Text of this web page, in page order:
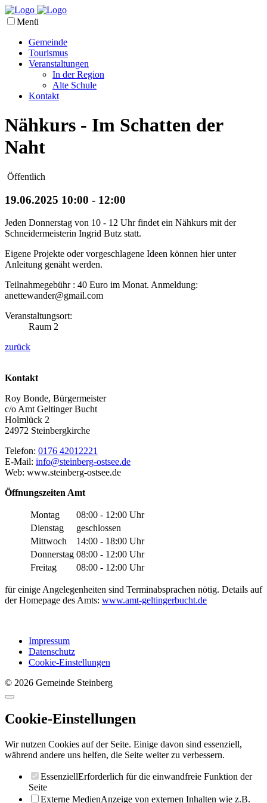
Menü
Gemeinde
Tourismus
Veranstaltungen
In der Region
Alte Schule
Kontakt
Nähkurs - Im Schatten der
Naht
Öffentlich
19.06.2025 10:00 - 12:00
Jeden Donnerstag von 10 - 12 Uhr findet ein Nähkurs mit der
Schneidermeisterin Ingrid Butz statt.
Eigene Projekte oder vorgeschlagene Ideen können hier unter
Anleitung genäht werden.
Teilnahmegebühr : 40 Euro im Monat. Anmeldung:
anettewander@gmail.com
Veranstaltungsort:
Raum 2
zurück
Kontakt
Roy Bonde, Bürgermeister
c/o Amt Geltinger Bucht
Holmlück 2
24972 Steinbergkirche
Telefon: 0176 42012221
E-Mail: info@steinberg-ostsee.de
Web: www.steinberg-ostsee.de
Öffnungszeiten Amt
Montag
08:00 - 12:00 Uhr
Dienstag
geschlossen
Mittwoch
14:00 - 18:00 Uhr
Donnerstag 08:00 - 12:00 Uhr
Freitag
08:00 - 12:00 Uhr
für einige Angelegenheiten sind Terminabsprachen nötig. Details auf
der Homepage des Amts: www.amt-geltingerbucht.de
Impressum
Datenschutz
Cookie-Einstellungen
© 2026 Gemeinde Steinberg
Cookie-Einstellungen
Wir nutzen Cookies auf der Seite. Einige davon sind essenziell,
während andere uns helfen, die Seite weiter zu verbessern.
EssenziellErforderlich für die einwandfreie Funktion der
Seite
Externe MedienAnzeige von externen Inhalten wie z.B.